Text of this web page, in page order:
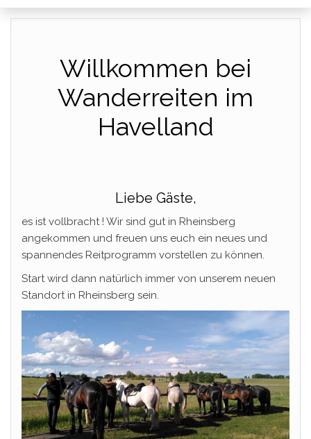
Willkommen bei
Wanderreiten im
Havelland
Liebe Gäste,
es ist vollbracht ! Wir sind gut in Rheinsberg
angekommen und freuen uns euch ein neues und
spannendes Reitprogramm vorstellen zu können.
Start wird dann natürlich immer von unserem neuen
Standort in Rheinsberg sein.